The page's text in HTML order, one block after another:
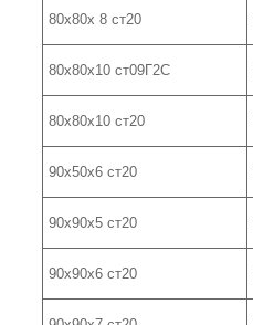
80х80х 8 ст20
80х80х10 ст09Г2С
80х80х10 ст20
90х50х6 ст20
90х90х5 ст20
90х90х6 ст20